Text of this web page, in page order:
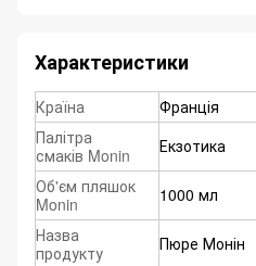
Характеристики
Країна
Франція
Палітра
смаків Monin
Екзотика
Об'єм пляшок
Monin
1000 мл
Назва
продукту
Пюре Монін